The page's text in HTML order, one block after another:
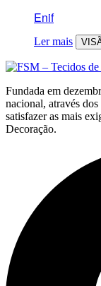
Enif
Ler mais
Fundada em
nacional, através
satisfazer as mais
Decoração.